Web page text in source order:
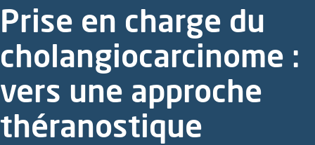
Prise en charge du
cholangiocarcinome :
vers une approche
théranostique